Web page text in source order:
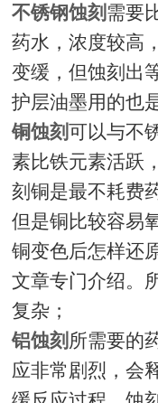
不锈钢蚀刻 需要
药水，浓度较高
变缓，但蚀刻出
护层油墨用的也
铜蚀刻可以与不
素比铁元素活跃
刻铜是最不耗费
但是铜比较容易
铜变色后怎样还
文章专门介绍。
复杂；
铝蚀刻 所需要的
应非常剧烈，会